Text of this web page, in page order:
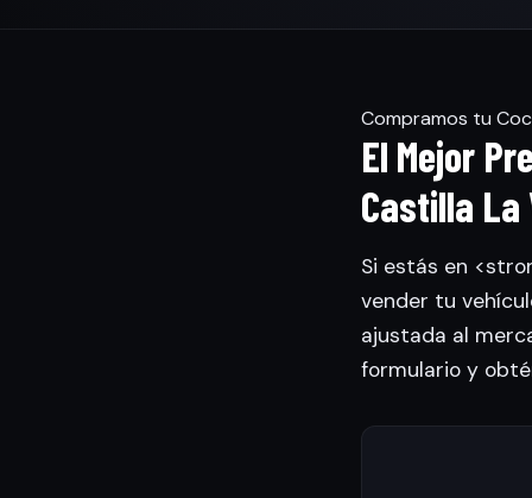
Compramos tu
El Mejor
Castilla La
Si estás en
vender tu
ajustada al
formulario y